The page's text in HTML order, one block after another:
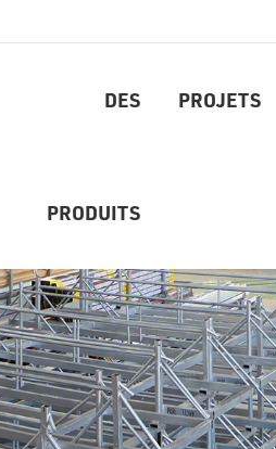
DES
PRODUITS
PROJETS